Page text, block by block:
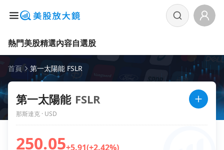
熱門美股精選內容自選股
首頁 第一太陽能 FSLR
第一太陽能 FSLR
那斯達克 · USD
250.05+5.91(+2.42%)